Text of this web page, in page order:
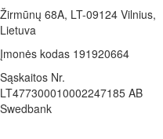
Žirmūnų 68A, LT-09124 Vilnius,
Lietuva
Įmonės kodas 191920664
Sąskaitos Nr.
LT477300010002247185 AB
Swedbank